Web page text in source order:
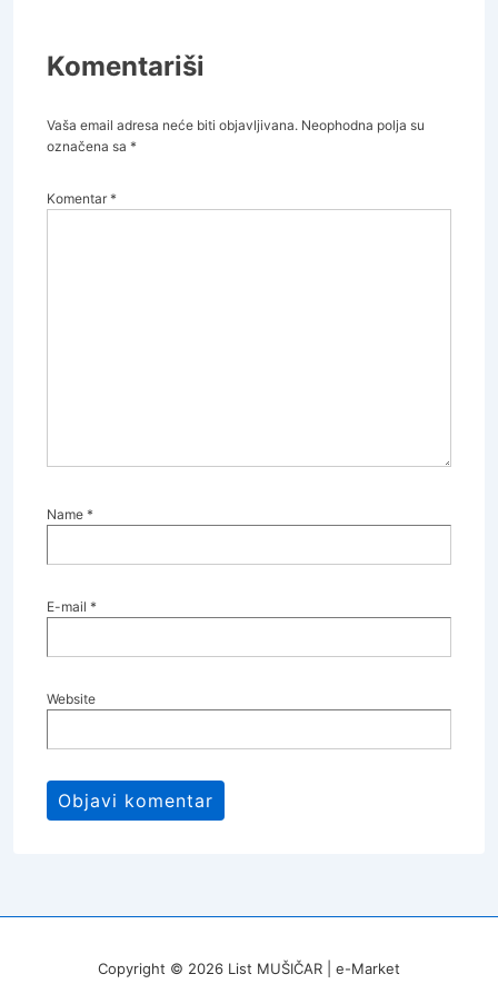
Komentariši
Vaša email adresa neće biti objavljivana. Neophodna polja su
označena sa *
Komentar *
Name *
E-mail *
Website
Copyright © 2026 List MUŠIČAR | e-Market